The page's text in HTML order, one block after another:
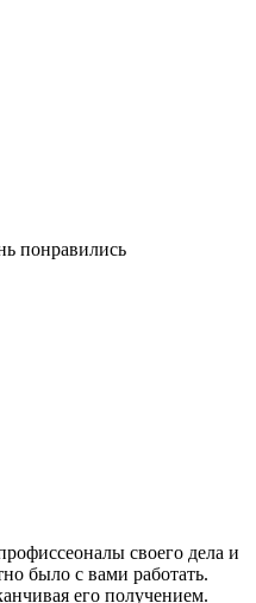
понравились
своего дела и
было с вами работать.
его получением.